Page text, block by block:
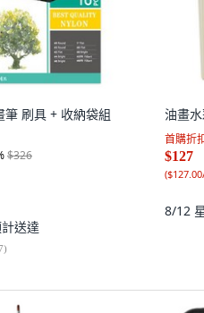
刷具 + 收納袋組
$326
送達
)
油畫
首購折
$127
(
8/12